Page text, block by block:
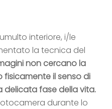
interiore, i/le
la tecnica del
non cercano la
fisicamente il senso di
delicata fase della vita.
durante lo